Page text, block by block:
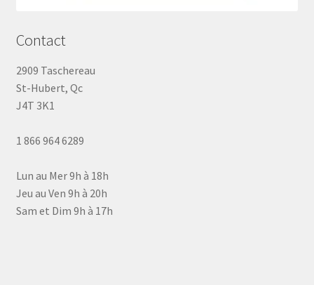
Contact
2909 Taschereau
St-Hubert, Qc
J4T 3K1
1 866 964 6289
Lun au Mer 9h à 18h
Jeu au Ven 9h à 20h
Sam et Dim 9h à 17h